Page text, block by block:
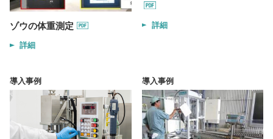
ゾウの体重測定
詳細
詳細
導入事例 導入事例